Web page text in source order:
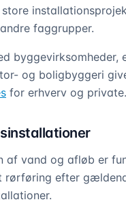
faggrupper.
og boligbyggeri
for erhverv og private.
af vand og afløb er
rørføring efter